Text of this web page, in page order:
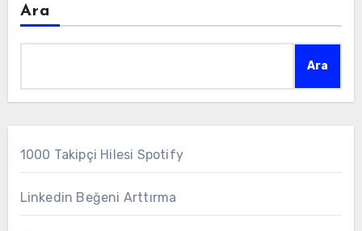
Ara
Ara
1000 Takipçi Hilesi Spotify
Linkedin Beğeni Arttırma